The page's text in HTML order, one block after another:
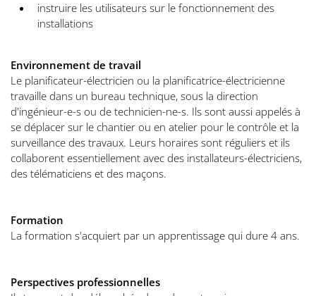
instruire les utilisateurs sur le fonctionnement des
installations
Environnement de travail
Le planificateur-électricien ou la planificatrice-électricienne
travaille dans un bureau technique, sous la direction
d'ingénieur-e-s ou de technicien-ne-s. Ils sont aussi appelés à
se déplacer sur le chantier ou en atelier pour le contrôle et la
surveillance des travaux. Leurs horaires sont réguliers et ils
collaborent essentiellement avec des installateurs-électriciens,
des télématiciens et des maçons.
Formation
La formation s'acquiert par un apprentissage qui dure 4 ans.
Perspectives professionnelles